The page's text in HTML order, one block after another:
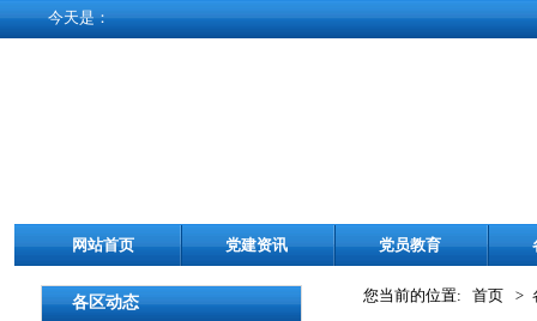
今天是：
网站首页 党建资讯 党员教育
各区动态 您当前的位置: 首页 >